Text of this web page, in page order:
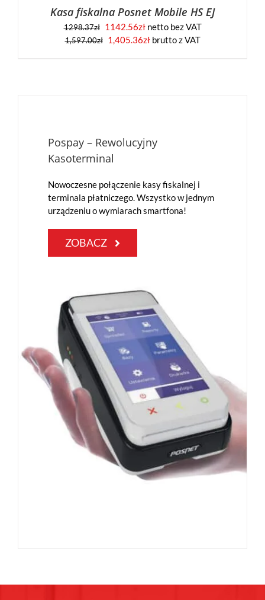
Kasa fiskalna Posnet Mobile HS EJ
1298.37zł 1142.56złnetto bez VAT
1,597.00zł Pierwotna
1,405.36złAktualna
brutto z VAT
Pospay – Rewolucyjny
Kasoterminal
Nowoczesne połączenie kasy fiskalnej i
terminala płatniczego. Wszystko w jednym
urządzeniu o wymiarach smartfona!
ZOBACZ